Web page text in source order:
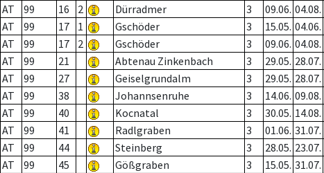
AT
99 16 2 Dürradmer 3 09.06. 04.08.
AT
99 17 1 Gschöder 3 15.05. 04.06.
AT
99 17 2 Gschöder 3 09.06. 04.08.
AT
99 21 Abtenau Zinkenbach 3 29.05. 28.07.
AT
99 27 Geiselgrundalm 3 29.05. 28.07.
AT
99 38 Johannsenruhe 3 14.06. 09.08.
AT
99 40 Kocnatal 3 30.05. 14.08.
AT
99 41 Radlgraben 3 01.06. 31.07.
AT
99 44 Steinberg 3 28.05. 23.07.
AT
99 45 Gößgraben 3 15.05. 31.07.